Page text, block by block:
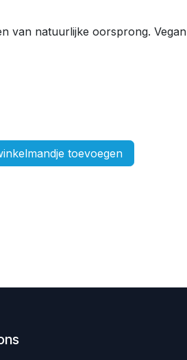
van natuurlijke oorsprong. Vegan
toevoegen